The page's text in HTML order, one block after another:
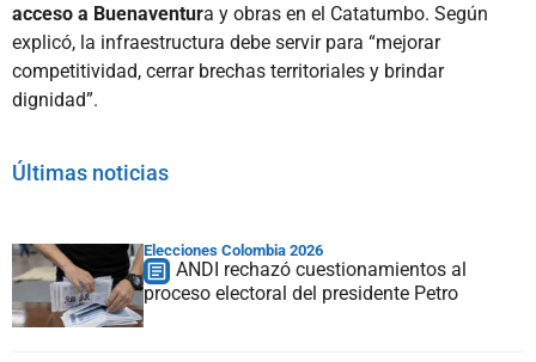
acceso a Buenaventura y obras en el Catatumbo. Según
explicó, la infraestructura debe servir para “mejorar
competitividad, cerrar brechas territoriales y brindar
dignidad”.
Últimas noticias
Elecciones Colombia 2026
ANDI rechazó cuestionamientos al
proceso electoral del presidente Petro